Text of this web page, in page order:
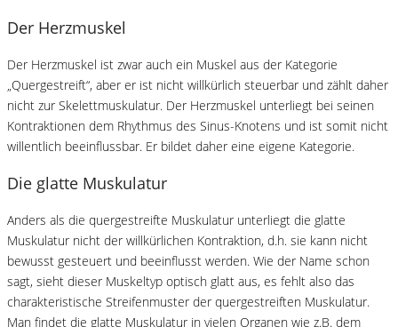
Der Herzmuskel
Der Herzmuskel ist zwar auch ein Muskel aus der Kategorie
„Quergestreift“, aber er ist nicht willkürlich steuerbar und zählt daher
nicht zur Skelettmuskulatur. Der Herzmuskel unterliegt bei seinen
Kontraktionen dem Rhythmus des Sinus-Knotens und ist somit nicht
willentlich beeinflussbar. Er bildet daher eine eigene Kategorie.
Die glatte Muskulatur
Anders als die quergestreifte Muskulatur unterliegt die glatte
Muskulatur nicht der willkürlichen Kontraktion, d.h. sie kann nicht
bewusst gesteuert und beeinflusst werden. Wie der Name schon
sagt, sieht dieser Muskeltyp optisch glatt aus, es fehlt also das
charakteristische Streifenmuster der quergestreiften Muskulatur.
Man findet die glatte Muskulatur in vielen Organen wie z.B. dem